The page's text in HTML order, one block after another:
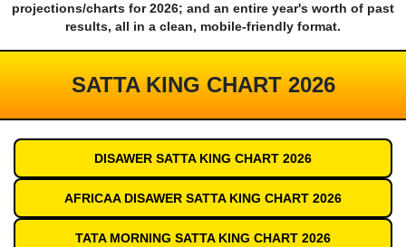
projections/charts for 2026; and an entire year's worth of past
results, all in a clean, mobile-friendly format.
SATTA KING CHART 2026
DISAWER SATTA KING CHART 2026
AFRICAA DISAWER SATTA KING CHART 2026
TATA MORNING SATTA KING CHART 2026